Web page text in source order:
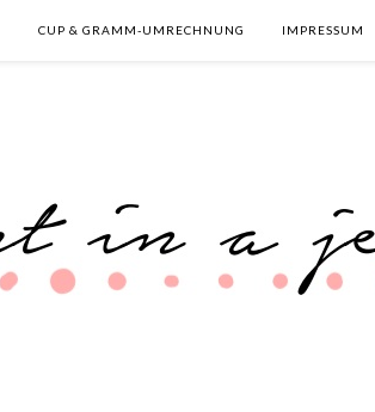
CUP & GRAMM-UMRECHNUNG IMPRESSUM